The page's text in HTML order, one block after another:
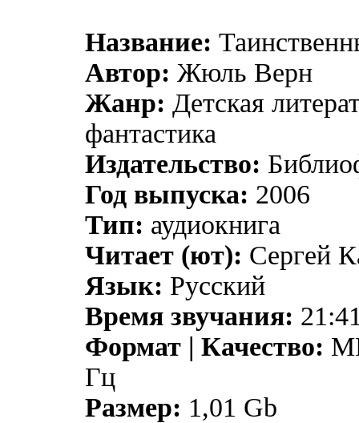
Название:
Автор: Жюль Верн
Жанр: Детская
фантастика
Издательство:
Год выпуска: 2006
Тип: аудиокнига
Читает (ют): Сергей
Язык: Русский
Время звучания:
Формат | Качество:
Гц
Размер: 1,01 Gb